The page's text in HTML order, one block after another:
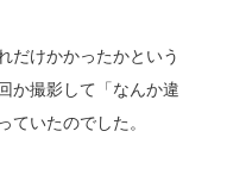
だけかかったかという
か撮影して「なんか違
いたのでした。